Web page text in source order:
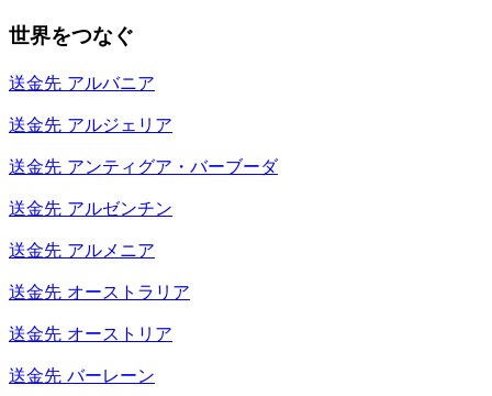
世界をつなぐ
送金先 アルバニア
送金先 アルジェリア
送金先 アンティグア・バーブーダ
送金先 アルゼンチン
送金先 アルメニア
送金先 オーストラリア
送金先 オーストリア
送金先 バーレーン